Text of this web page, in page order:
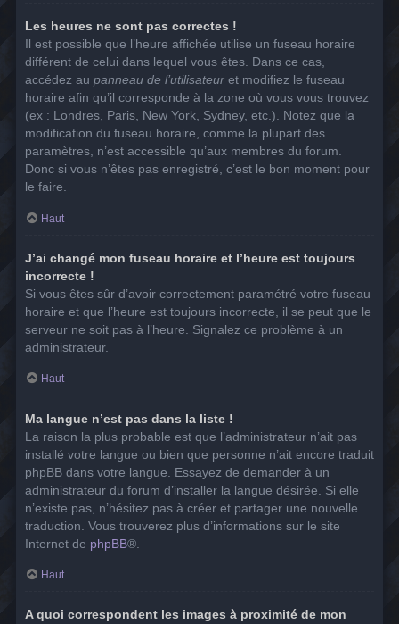
Les heures ne sont pas correctes !
Il est possible que l’heure affichée utilise un fuseau horaire
différent de celui dans lequel vous êtes. Dans ce cas,
accédez au panneau de l’utilisateur et modifiez le fuseau
horaire afin qu’il corresponde à la zone où vous vous trouvez
(ex : Londres, Paris, New York, Sydney, etc.). Notez que la
modification du fuseau horaire, comme la plupart des
paramètres, n’est accessible qu’aux membres du forum.
Donc si vous n’êtes pas enregistré, c’est le bon moment pour
le faire.
Haut
J’ai changé mon fuseau horaire et l’heure est toujours
incorrecte !
Si vous êtes sûr d’avoir correctement paramétré votre fuseau
horaire et que l’heure est toujours incorrecte, il se peut que le
serveur ne soit pas à l’heure. Signalez ce problème à un
administrateur.
Haut
Ma langue n’est pas dans la liste !
La raison la plus probable est que l’administrateur n’ait pas
installé votre langue ou bien que personne n’ait encore traduit
phpBB dans votre langue. Essayez de demander à un
administrateur du forum d’installer la langue désirée. Si elle
n’existe pas, n’hésitez pas à créer et partager une nouvelle
traduction. Vous trouverez plus d’informations sur le site
Internet de phpBB®.
Haut
A quoi correspondent les images à proximité de mon